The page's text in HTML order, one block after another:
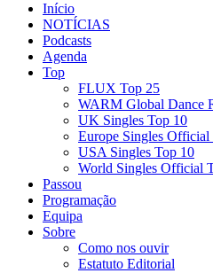
Início
NOTÍCIAS
Podcasts
Agenda
Top
FLUX Top 25
WARM Global Dance
UK Singles Top 10
Europe Singles Official
USA Singles Top 10
World Singles Official
Passou
Programação
Equipa
Sobre
Como nos ouvir
Estatuto Editorial